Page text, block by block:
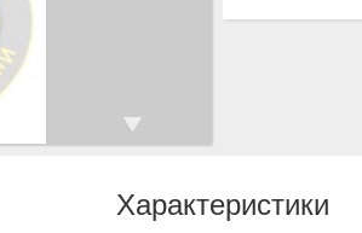
Характеристики